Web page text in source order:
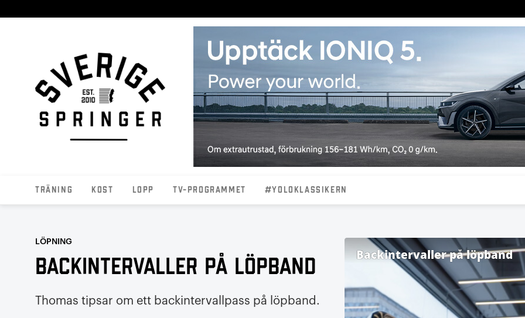
Träning Kost Lopp TV-programmet #YOLOKLASSIKERN
LÖPNING
Backintervaller på löpband
Thomas tipsar om ett backintervallpass på löpband.